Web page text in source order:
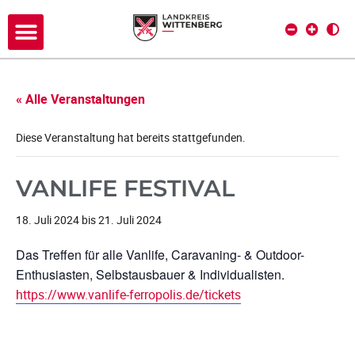
« Alle Veranstaltungen
Diese Veranstaltung hat bereits stattgefunden.
VANLIFE FESTIVAL
18. Juli 2024 bis21. Juli 2024
Das Treffen für alle Vanlife, Caravaning- & Outdoor-
Enthusiasten, Selbstausbauer & Individualisten.
https://www.vanlife-ferropolis.de/tickets